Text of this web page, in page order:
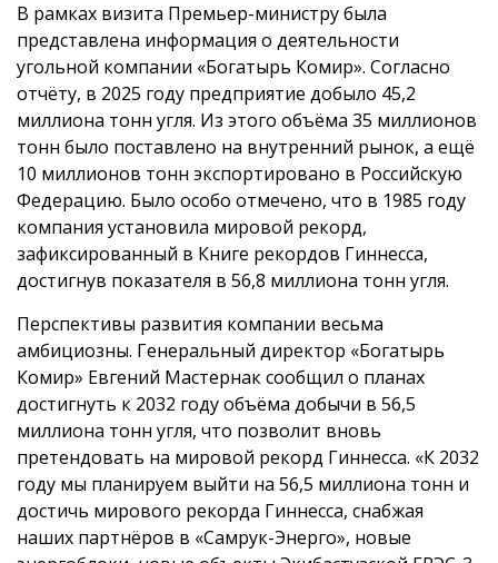
В рамках визита Премьер-министру была
представлена информация о деятельности
угольной компании «Богатырь Комир». Согласно
отчёту, в 2025 году предприятие добыло 45,2
миллиона тонн угля. Из этого объёма 35 миллионов
тонн было поставлено на внутренний рынок, а ещё
10 миллионов тонн экспортировано в Российскую
Федерацию. Было особо отмечено, что в 1985 году
компания установила мировой рекорд,
зафиксированный в Книге рекордов Гиннесса,
достигнув показателя в 56,8 миллиона тонн угля.
Перспективы развития компании весьма
амбициозны. Генеральный директор «Богатырь
Комир» Евгений Мастернак сообщил о планах
достигнуть к 2032 году объёма добычи в 56,5
миллиона тонн угля, что позволит вновь
претендовать на мировой рекорд Гиннесса. «К 2032
году мы планируем выйти на 56,5 миллиона тонн и
достичь мирового рекорда Гиннесса, снабжая
наших партнёров в «Самрук-Энерго», новые